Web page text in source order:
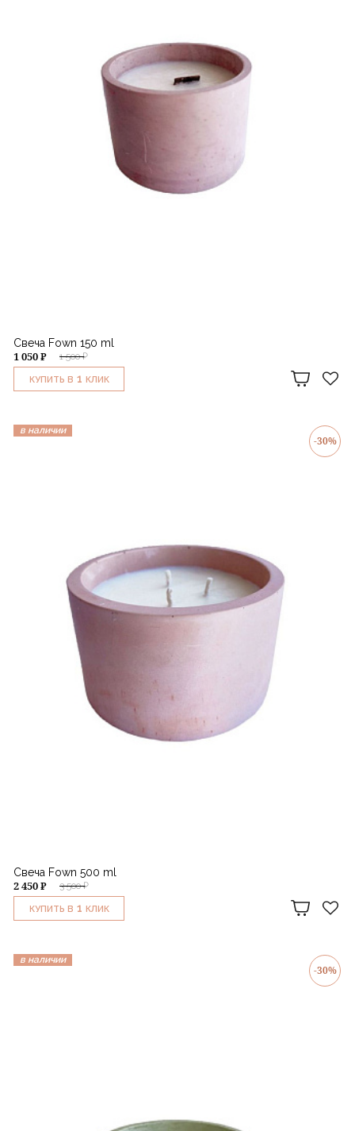
Свеча Fown 150 ml
1 500 ₽
1 050 ₽
КУПИТЬ В 1 КЛИК
в наличии
-30%
Свеча Fown 500 ml
3 500 ₽
2 450 ₽
КУПИТЬ В 1 КЛИК
в наличии
-30%